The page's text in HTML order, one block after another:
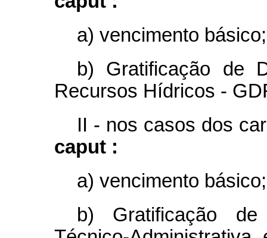
a) vencimento
b) Gratificação de
Recursos Hídricos -
II - nos casos dos
caput :
a) vencimento
b) Gratificação de